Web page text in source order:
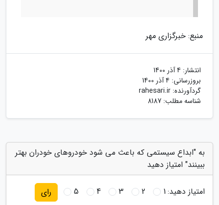
منبع: خبرگزاری مهر
انتشار: 4 آذر 1400
بروزرسانی: 4 آذر 1400
گردآورنده: rahesari.ir
شناسه مطلب: 8187
به "ابداع سیستمی که باعث می شود خودروهای خودران بهتر
ببینند" امتیاز دهید
امتیاز دهید:1
2
3
4
5 رای